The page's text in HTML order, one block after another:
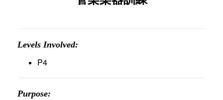
Levels Involved:
P4
Purpose: